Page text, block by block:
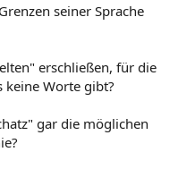
seiner Sprache
erschließen, für die
keine Worte gibt?
gar die möglichen